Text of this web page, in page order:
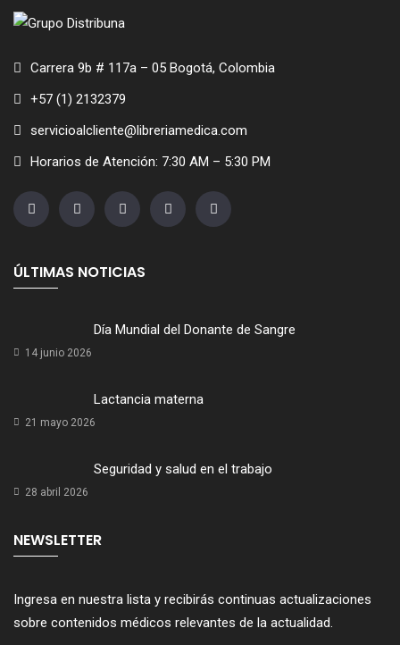
Carrera 9b # 117a – 05 Bogotá, Colombia
+57 (1) 2132379
servicioalcliente@libreriamedica.com
Horarios de Atención: 7:30 AM – 5:30 PM
ÚLTIMAS NOTICIAS
Día Mundial del Donante de Sangre
14 junio 2026
Lactancia materna
21 mayo 2026
Seguridad y salud en el trabajo
28 abril 2026
NEWSLETTER
Ingresa en nuestra lista y recibirás continuas actualizaciones
sobre contenidos médicos relevantes de la actualidad.